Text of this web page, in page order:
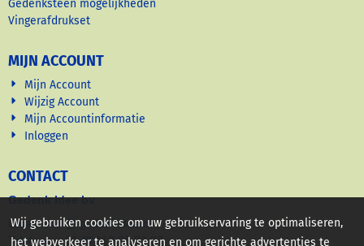
Gedenksteen mogelijkheden
Vingerafdrukset
MIJN ACCOUNT
Mijn Account
Wijzig Account
Mijn Accountinformatie
Inloggen
CONTACT
Gedenk Idee bv
Email: info @ gedenkidee nl
Telefoon: +31 (0)113 28 83 87
Wij gebruiken cookies om uw gebruikservaring te optimaliseren,
het webverkeer te analyseren en om gerichte advertenties te